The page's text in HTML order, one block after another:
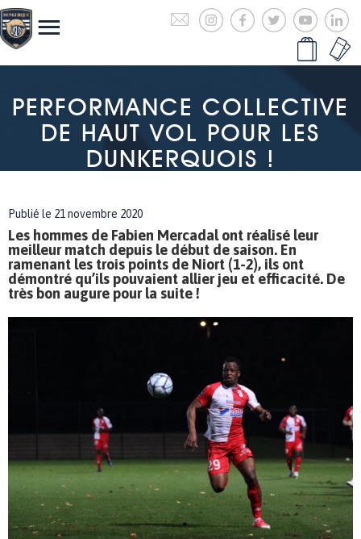
PERFORMANCE COLLECTIVE
DE HAUT VOL POUR LES
DUNKERQUOIS !
Publié le 21 novembre 2020
Les hommes de Fabien Mercadal ont réalisé leur
meilleur match depuis le début de saison. En
ramenant les trois points de Niort (1-2), ils ont
démontré qu’ils pouvaient allier jeu et efficacité. De
très bon augure pour la suite !